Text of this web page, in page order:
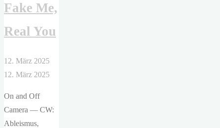
Fake Me,
Real You
12. März 2025
12. März 2025
On and Off
Camera — CW:
Ableismus,